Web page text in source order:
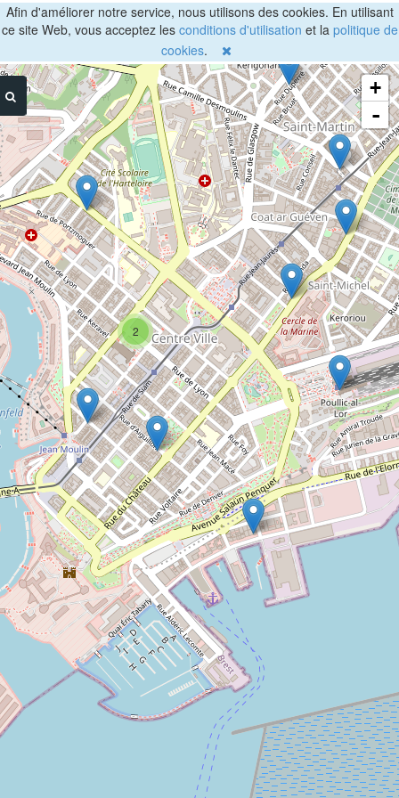
Afin d'améliorer notre service, nous utilisons des cookies. En utilisant
ce site Web, vous acceptez les conditions d'utilisation et la politique de
cookies.
2
+
-